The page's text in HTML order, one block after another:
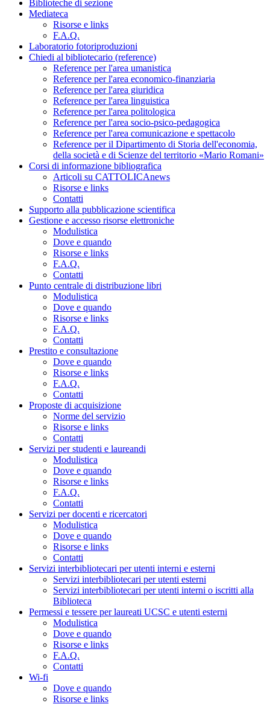
Biblioteche di sezione
Mediateca
Risorse e links
F.A.Q.
Laboratorio fotoriproduzioni
Chiedi al bibliotecario (reference)
Reference per l'area umanistica
Reference per l'area economico-finanziaria
Reference per l'area giuridica
Reference per l'area linguistica
Reference per l'area politologica
Reference per l'area socio-psico-pedagogica
Reference per l'area comunicazione e spettacolo
Reference per il Dipartimento di Storia dell'economia,
della società e di Scienze del territorio «Mario Romani»
Corsi di informazione bibliografica
Articoli su CATTOLICAnews
Risorse e links
Contatti
Supporto alla pubblicazione scientifica
Gestione e accesso risorse elettroniche
Modulistica
Dove e quando
Risorse e links
F.A.Q.
Contatti
Punto centrale di distribuzione libri
Modulistica
Dove e quando
Risorse e links
F.A.Q.
Contatti
Prestito e consultazione
Dove e quando
Risorse e links
F.A.Q.
Contatti
Proposte di acquisizione
Norme del servizio
Risorse e links
Contatti
Servizi per studenti e laureandi
Modulistica
Dove e quando
Risorse e links
F.A.Q.
Contatti
Servizi per docenti e ricercatori
Modulistica
Dove e quando
Risorse e links
Contatti
Servizi interbibliotecari per utenti interni e esterni
Servizi interbibliotecari per utenti esterni
Servizi interbibliotecari per utenti interni o iscritti alla
Biblioteca
Permessi e tessere per laureati UCSC e utenti esterni
Modulistica
Dove e quando
Risorse e links
F.A.Q.
Contatti
Wi-fi
Dove e quando
Risorse e links